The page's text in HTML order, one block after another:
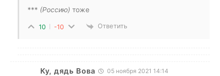
*** (Россию) тоже
10 -10 Ответить
Ку, дядь Вова 05 ноября 2021 14:14